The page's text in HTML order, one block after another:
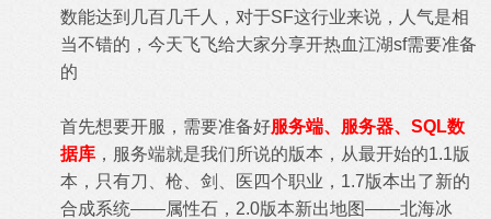
数能达到几百几千人，对于SF这行业来说，人气是相
当不错的，今天飞飞给大家分享开热血江湖sf需要准备
的
首先想要开服，需要准备好服务端、服务器、SQL数
据库 ，服务端就是我们所说的版本，从最开始的1.1版
本，只有刀、枪、剑、医四个职业，1.7版本出了新的
合成系统——属性石，2.0版本新出地图——北海冰